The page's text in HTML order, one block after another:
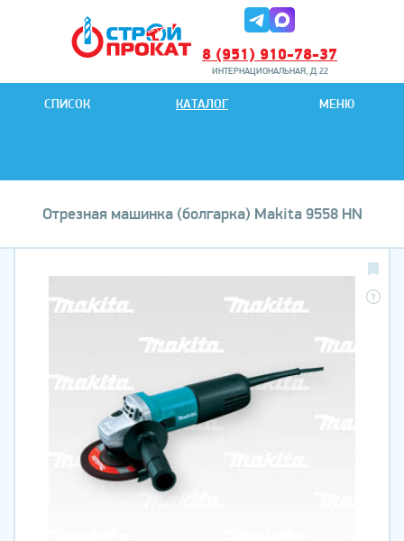
СПИСОК КАТАЛОГ МЕНЮ
8 (951) 910-78-37
ИНТЕРНАЦИОНАЛЬНАЯ, Д.22
ИНТЕРНАЦИОНАЛЬНАЯ, Д.22
Отрезная машинка (болгарка) Makita 9558 HN
?